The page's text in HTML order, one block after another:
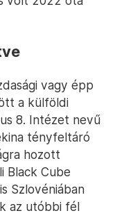
vagy épp
a külföldi
8. Intézet nevű
tényfeltáró
hozott
Black Cube
Szlovéniában
az utóbbi fél